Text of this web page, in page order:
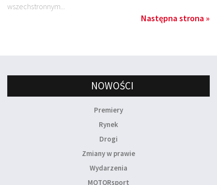
wszechstronnym...
Następna strona »
NOWOŚCI
Premiery
Rynek
Drogi
Zmiany w prawie
Wydarzenia
MOTORsport